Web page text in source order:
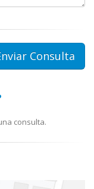
consulta.